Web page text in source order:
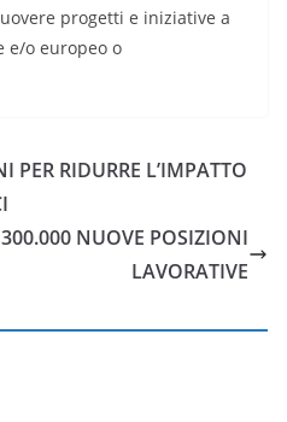
progetti e iniziative a
e/o europeo o
PER RIDURRE L’IMPATTO
NUOVE POSIZIONI
LAVORATIVE